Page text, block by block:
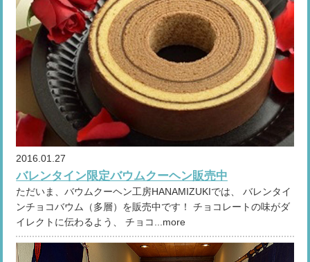
2016.01.27
バレンタイン限定バウムクーヘン販売中
ただいま、バウムクーヘン工房HANAMIZUKIでは、 バレンタイ
ンチョコバウム（多層）を販売中です！ チョコレートの味がダ
イレクトに伝わるよう、 チョコ...more